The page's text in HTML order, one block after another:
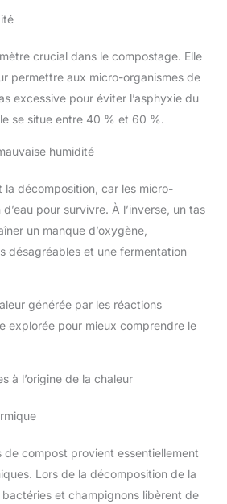
crucial dans le compostage. Elle
permettre aux micro-organismes de
excessive pour éviter l’asphyxie du
se situe entre 40 % et 60 %.
humidité
la décomposition, car les micro-
pour survivre. À l’inverse, un tas
un manque d’oxygène,
désagréables et une fermentation
générée par les réactions
explorée pour mieux comprendre le
à l’origine de la chaleur
de compost provient essentiellement
Lors de la décomposition de la
et champignons libèrent de